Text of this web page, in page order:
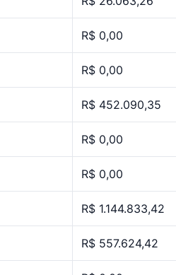
R$ 0,00
R$ 0,00
R$ 452.090,35
R$ 0,00
R$ 0,00
R$ 1.144.833,42
R$ 557.624,42